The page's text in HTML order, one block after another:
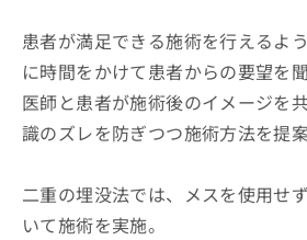
患者が満足できる施術を行えるよ
に時間をかけて患者からの要望を
医師と患者が施術後のイメージを
識のズレを防ぎつつ施術方法を提案
二重の埋没法では、メスを使用せ
いて施術を実施。